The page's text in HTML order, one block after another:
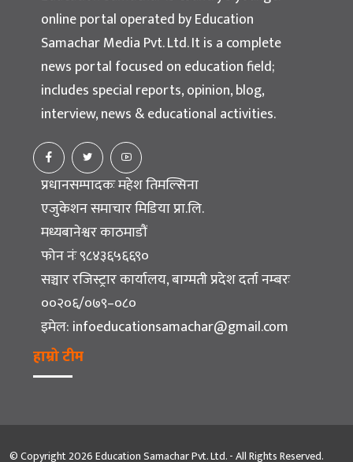
online portal operated by Education
Samachar Media Pvt. Ltd. It is a complete
news portal focused on education field;
includes special reports, opinion, blog,
interview, news & educational activities.
प्रधानसम्पादकः महेश तिमल्सिना
एजुकेशन समाचार मिडिया प्रा.लि.
मध्यबानेश्वर काठमाडौं
फोन नंः ९८४३६५६६९०
सञ्चार रजिस्ट्रार कार्यालय, बाग्मती प्रदेश दर्ता नम्बरः
००२०६/०७९–०८०
इमेल: infoeducationsamachar@gmail.com
हाम्रो टीम
© Copyright 2026 Education Samachar Pvt. Ltd. - All Rights Reserved.